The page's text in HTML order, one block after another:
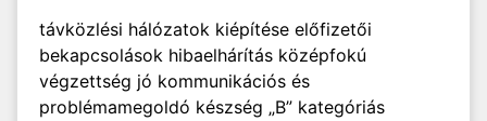
távközlési hálózatok kiépítése előfizetői
bekapcsolások hibaelhárítás középfokú
végzettség jó kommunikációs és
problémamegoldó készség „B” kategóriás